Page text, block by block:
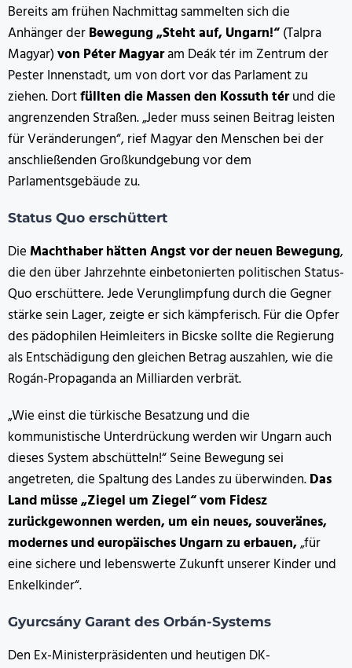
Bereits am frühen Nachmittag sammelten sich die
Anhänger derBewegung „Steht auf, Ungarn!“(Talpra
Magyar)von Péter Magyaram Deák tér im Zentrum der
Pester Innenstadt, um von dort vor das Parlament zu
ziehen. Dortfüllten die Massen den Kossuth térund die
angrenzenden Straßen. „Jeder muss seinen Beitrag leisten
für Veränderungen“, rief Magyar den Menschen bei der
anschließenden Großkundgebung vor dem
Parlamentsgebäude zu.
Status Quo erschüttert
DieMachthaber hätten Angst vor der neuen Bewegung,
die den über Jahrzehnte einbetonierten politischen Status-
Quo erschüttere. Jede Verunglimpfung durch die Gegner
stärke sein Lager, zeigte er sich kämpferisch. Für die Opfer
des pädophilen Heimleiters in Bicske sollte die Regierung
als Entschädigung den gleichen Betrag auszahlen, wie die
Rogán-Propaganda an Milliarden verbrät.
„Wie einst die türkische Besatzung und die
kommunistische Unterdrückung werden wir Ungarn auch
dieses System abschütteln!“ Seine Bewegung sei
angetreten, die Spaltung des Landes zu überwinden.Das
Land müsse „Ziegel um Ziegel“ vom Fidesz
zurückgewonnen werden, um ein neues, souveränes,
modernes und europäisches Ungarn zu erbauen,„für
eine sichere und lebenswerte Zukunft unserer Kinder und
Enkelkinder“.
Gyurcsány Garant des Orbán-Systems
Den Ex-Ministerpräsidenten und heutigen DK-